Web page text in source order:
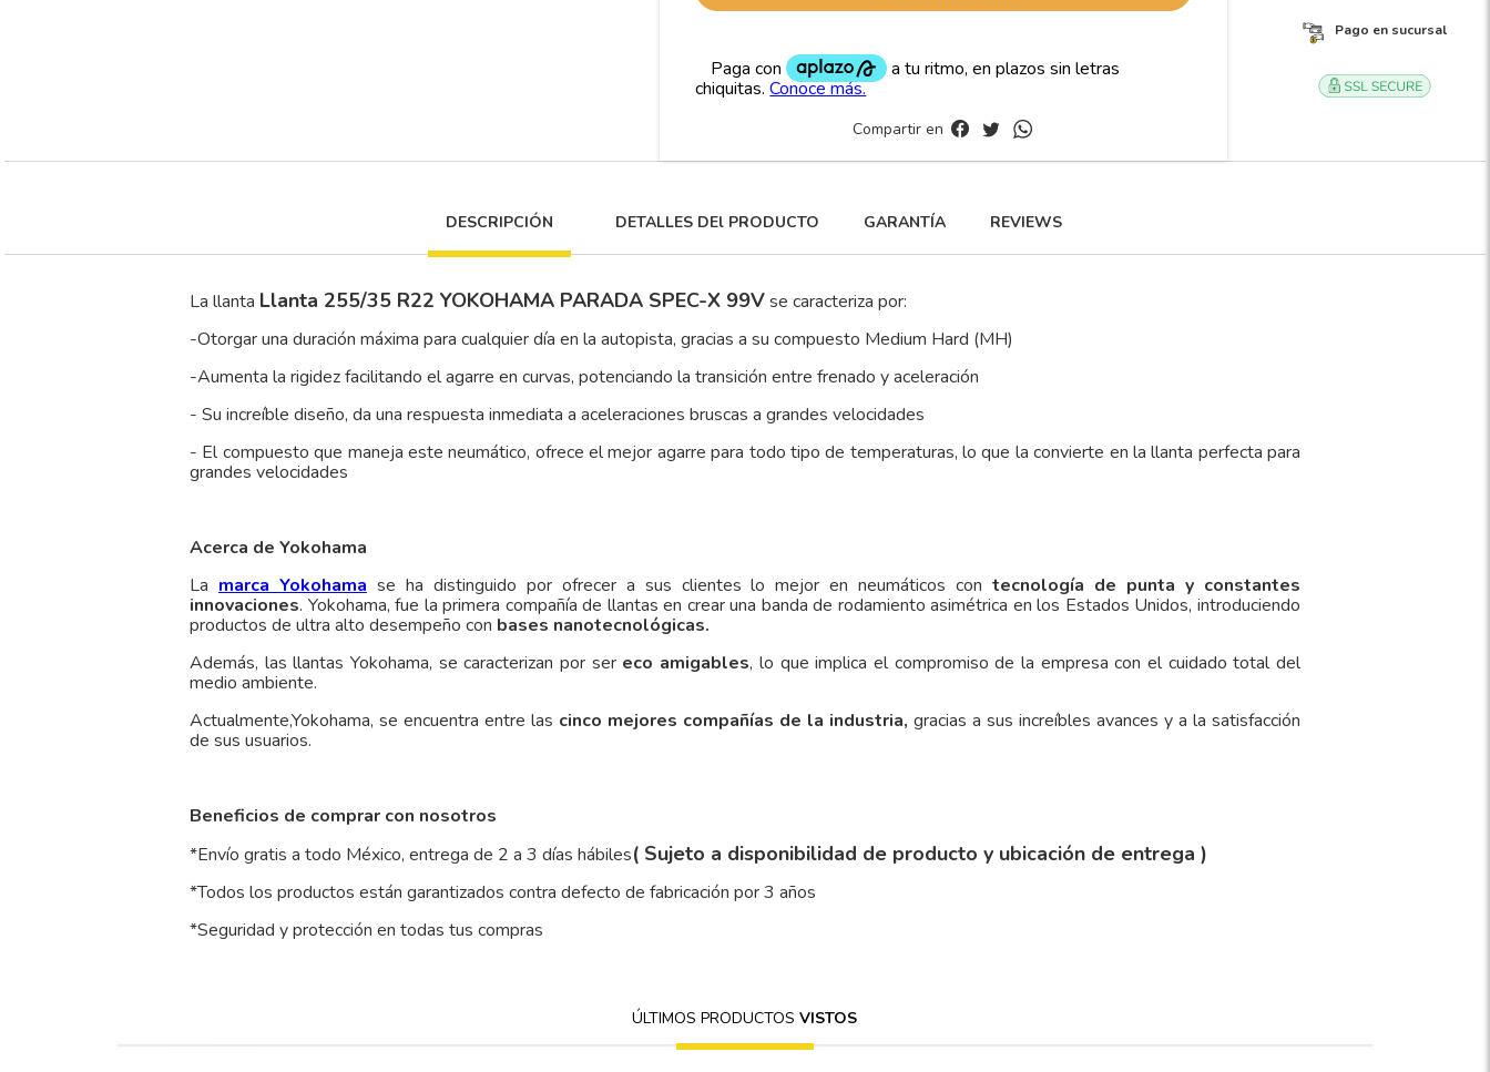
Compartir en
Pago en sucursal
DESCRIPCIÓN DETALLES DEl PRODUCTO GARANTÍA REVIEWS
La llanta Llanta 255/35 R22 YOKOHAMA PARADA SPEC-X 99Vse caracteriza por:
-Otorgar una duración máxima para cualquier día en la autopista, gracias a su compuesto Medium Hard (MH)
-Aumenta la rigidez facilitando el agarre en curvas, potenciando la transición entre frenado y aceleración
- Su increíble diseño, da una respuesta inmediata a aceleraciones bruscas a grandes velocidades
- El compuesto que maneja este neumático, ofrece el mejor agarre para todo tipo de temperaturas, lo que la convierte en la llanta perfecta para
grandes velocidades
Acerca de Yokohama
La marca Yokohama se ha distinguido por ofrecer a sus clientes lo mejor en neumáticos contecnología de punta y constantes
innovaciones. Yokohama, fue la primera compañía de llantas en crear una banda de rodamiento asimétrica en los Estados Unidos, introduciendo
productos de ultra alto desempeño con bases nanotecnológicas.
Además, las llantas Yokohama, se caracterizan por ser eco amigables, lo que implica el compromiso de la empresa con el cuidado total del
medio ambiente.
Actualmente,Yokohama, se encuentra entre las cinco mejores compañías de la industria, gracias a sus increíbles avances y a la satisfacción
de sus usuarios.
Beneficios de comprar con nosotros
*Envío gratis a todo México, entrega de 2 a 3 días hábiles( Sujeto a disponibilidad de producto y ubicación de entrega )
*Todos los productos están garantizados contra defecto de fabricación por 3 años
*Seguridad y protección en todas tus compras
ÚLTIMOS PRODUCTOSVISTOS